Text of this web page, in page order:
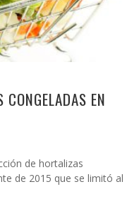
CONGELADAS EN
de hortalizas
de 2015 que se limitó al